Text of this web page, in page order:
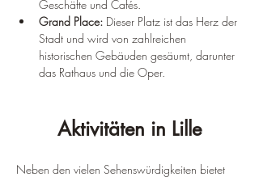
Geschäfte und Cafés.
Grand Place: Dieser Platz ist das Herz der
Stadt und wird von zahlreichen
historischen Gebäuden gesäumt, darunter
das Rathaus und die Oper.
Aktivitäten in Lille
Neben den vielen Sehenswürdigkeiten bietet